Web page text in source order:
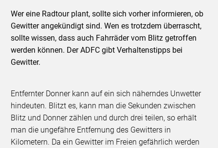
Wer eine Radtour plant, sollte sich vorher informieren, ob
Gewitter angekündigt sind. Wen es trotzdem überrascht,
sollte wissen, dass auch Fahrräder vom Blitz getroffen
werden können. Der ADFC gibt Verhaltenstipps bei
Gewitter.
Entfernter Donner kann auf ein sich näherndes Unwetter
hindeuten. Blitzt es, kann man die Sekunden zwischen
Blitz und Donner zählen und durch drei teilen, so erhält
man die ungefähre Entfernung des Gewitters in
Kilometern. Da ein Gewitter im Freien gefährlich werden